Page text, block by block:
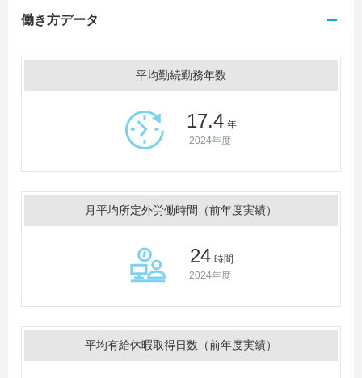
働き方データ
平均勤続勤務年数
17.4 年
2024年度
月平均所定外労働時間（前年度実績）
24 時間
2024年度
平均有給休暇取得日数（前年度実績）